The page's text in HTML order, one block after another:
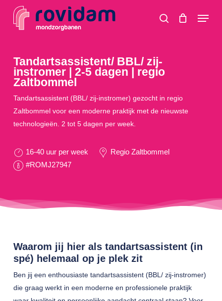
search
Menu
Tandartsassistent/ BBL/ zij-
instromer | 2-5 dagen | regio
Zaltbommel
Tandartsassistent (BBL/ zij-instromer) gezocht in regio
Zaltbommel voor een moderne praktijk met de nieuwste
technologieën. 2 tot 5 dagen per week.
16-40 uur per week
Regio Zaltbommel
#ROMJ27947
Waarom jij hier als tandartsassistent (in
spé) helemaal op je plek zit
Ben jij een enthousiaste tandartsassistent (BBL/ zij-instromer)
die graag werkt in een moderne en professionele praktijk